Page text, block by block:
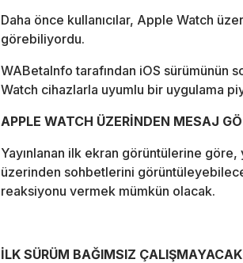
Daha önce kullanıcılar, Apple Watch
görebiliyordu.
WABetaInfo tarafından iOS sürümünün
Watch cihazlarla uyumlu bir uygulama
APPLE WATCH ÜZERİNDEN MESAJ
Yayınlanan ilk ekran görüntülerine
üzerinden sohbetlerini
reaksiyonu vermek mümkün olacak.
İLK SÜRÜM BAĞIMSIZ ÇALIŞMAYACAK